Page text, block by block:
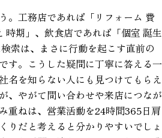
。工務店であれば「リフォーム 費
時期」、飲食店であれば「個室 誕生
索は、まさに行動を起こす直前の
す。こうした疑問に丁寧に答える一
名を知らない人にも見つけてもらえ
、やがて問い合わせや来店につなが
重ねは、営業活動を24時間365日肩
りだと考えると分かりやすいでしょ